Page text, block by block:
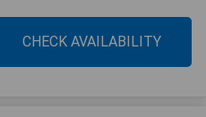
CHECK AVAILABILITY